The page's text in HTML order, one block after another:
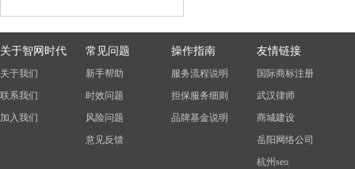
关于智网时代
关于我们
联系我们
加入我们
常见问题
新手帮助
时效问题
风险问题
意见反馈
操作指南
服务流程说明
担保服务细则
品牌基金说明
友情链接
国际商标注册
武汉律师
商城建设
岳阳网络公司
杭州seo